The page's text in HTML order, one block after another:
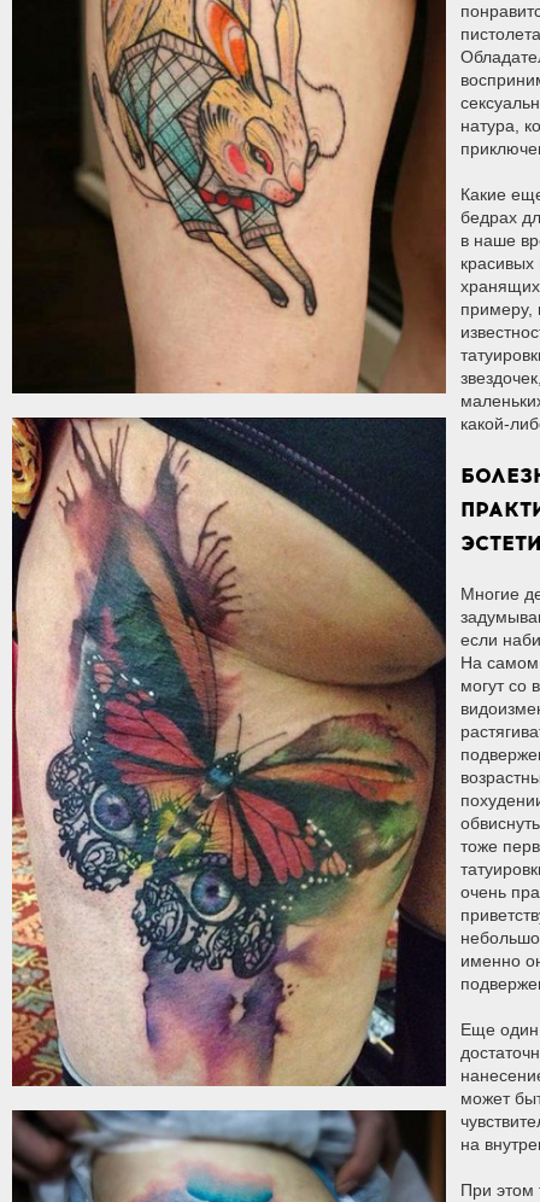
натура,
Какие
бедрах
в наше
примеру,
какой-
Многие
если
На
могут со
тоже
очень
именно
Еще один
может
на
При этом